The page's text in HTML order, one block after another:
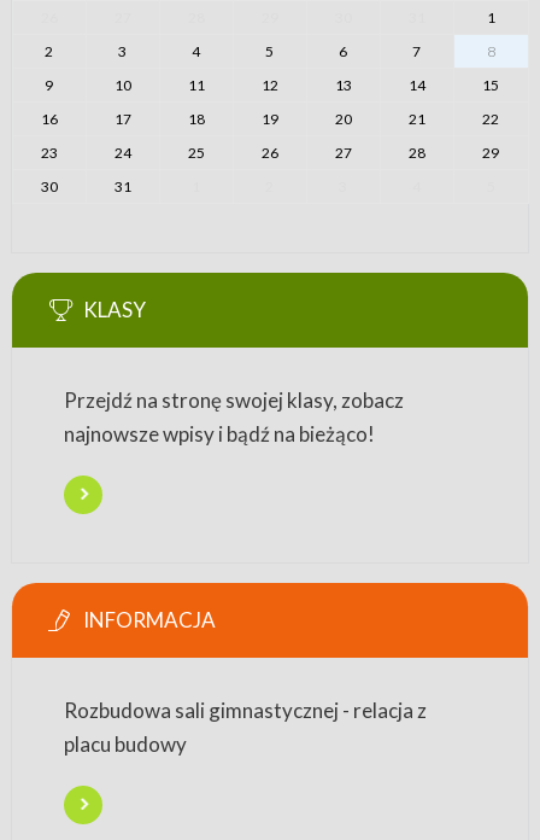
1
2
3 4 5 6 7
8
9
10 11 12 13 14
15
16
17 18 19 20 21
22
23
24 25 26 27 28
29
30
31
KLASY
Przejdź na stronę swojej klasy, zobacz
najnowsze wpisy i bądź na bieżąco!
INFORMACJA
Rozbudowa sali gimnastycznej - relacja z
placu budowy